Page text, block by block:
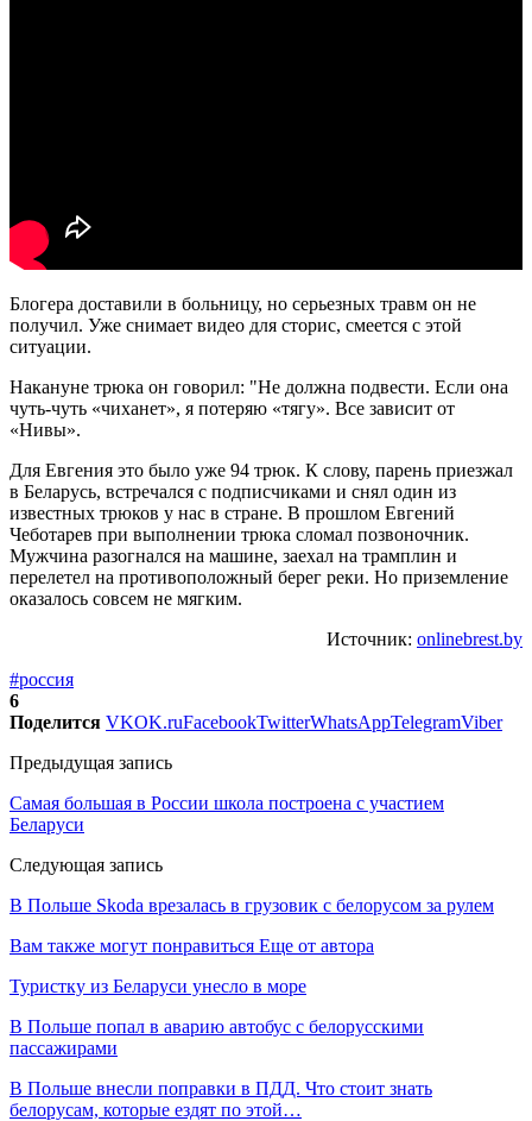
Блогера доставили в больницу, но серьезных травм он не
получил. Уже снимает видео для сторис, смеется с этой
ситуации.
Накануне трюка он говорил: "Не должна подвести. Если она
чуть-чуть «чиханет», я потеряю «тягу». Все зависит от
«Нивы».
Для Евгения это было уже 94 трюк. К слову, парень приезжал
в Беларусь, встречался с подписчиками и снял один из
известных трюков у нас в стране. В прошлом Евгений
Чеботарев при выполнении трюка сломал позвоночник.
Мужчина разогнался на машине, заехал на трамплин и
перелетел на противоположный берег реки. Но приземление
оказалось совсем не мягким.
Источник: onlinebrest.by
#россия
6
Поделится VKOK.ruFacebookTwitterWhatsAppTelegramViber
Предыдущая запись
Самая большая в России школа построена с участием
Беларуси
Следующая запись
В Польше Skoda врезалась в грузовик с белорусом за рулем
Вам также могут понравиться Еще от автора
Туристку из Беларуси унесло в море
В Польше попал в аварию автобус с белорусскими
пассажирами
В Польше внесли поправки в ПДД. Что стоит знать
белорусам, которые ездят по этой…